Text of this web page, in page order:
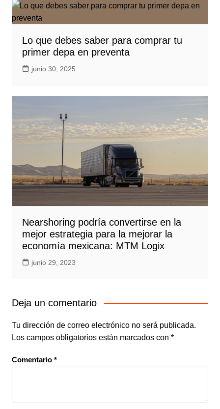
Lo que debes saber para comprar tu
primer depa en preventa
junio 30, 2025
Nearshoring podría convertirse en la
mejor estrategia para la mejorar la
economía mexicana: MTM Logix
junio 29, 2023
Deja un comentario
Tu dirección de correo electrónico no será publicada.
Los campos obligatorios están marcados con *
Comentario *